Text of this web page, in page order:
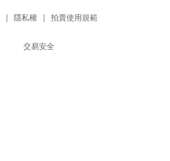
| 隱私權 | 拍賣使用規範
交易安全